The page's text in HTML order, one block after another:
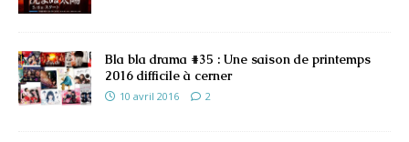
Bla bla drama #35 : Une saison de printemps
2016 difficile à cerner
10 avril 2016 2